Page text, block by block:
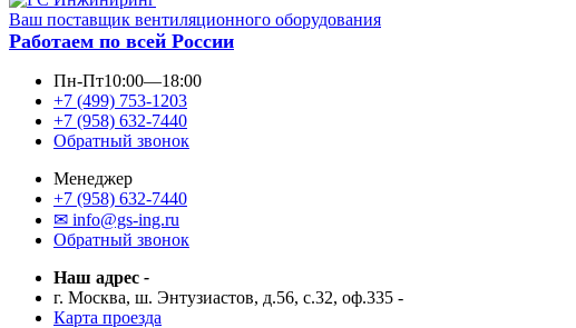
Ваш поставщик вентиляционного оборудования
Работаем по всей России
Пн-Пт10:00—18:00
+7 (499) 753-1203
+7 (958) 632-7440
Обратный звонок
Менеджер
+7 (958) 632-7440
✉ info@gs-ing.ru
Обратный звонок
Наш адрес -
г. Москва, ш. Энтузиастов, д.56, с.32, оф.335 -
Карта проезда